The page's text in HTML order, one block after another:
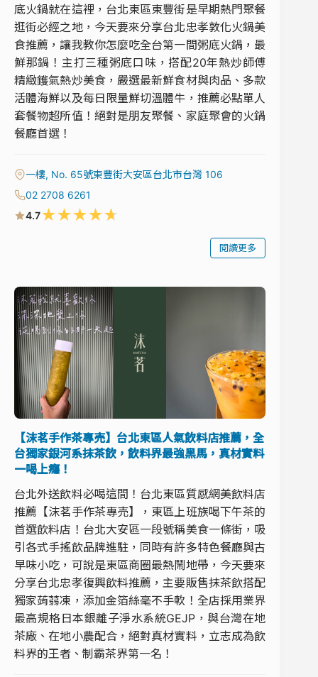
底火鍋就在這裡，台北東區東豐街是早期熱門聚餐
逛街必經之地，今天要來分享台北忠孝敦化火鍋美
食推薦，讓我教你怎麼吃全台第一間粥底火鍋，最
鮮那鍋！主打三種粥底口味，搭配20年熱炒師傅
精緻鑊氣熱炒美食，嚴選最新鮮食材與肉品、多款
活體海鮮以及每日限量鮮切溫體牛，推薦必點單人
套餐物超所值！絕對是朋友聚餐、家庭聚會的火鍋
餐廳首選！
一樓, No. 65號東豐街大安區台北市台灣 106
02 2708 6261
4.7★★★★★
閱讀更多
【沫茗手作茶專売】台北東區人氣飲料店推薦，全
台獨家銀河系抹茶飲，飲料界最強黑馬，真材實料
一喝上癮！
台北外送飲料必喝這間！台北東區質感網美飲料店
推薦【沫茗手作茶專売】，東區上班族喝下午茶的
首選飲料店！台北大安區一段號稱美食一條街，吸
引各式手搖飲品牌進駐，同時有許多特色餐廳與古
早味小吃，可說是東區商圈最熱鬧地帶，今天要來
分享台北忠孝復興飲料推薦，主要販售抹茶飲搭配
獨家蒟蒻凍，添加金箔絲毫不手軟！全店採用業界
最高規格日本銀離子淨水系統GEJP，與台灣在地
茶廠、在地小農配合，絕對真材實料，立志成為飲
料界的王者、制霸茶界第一名！